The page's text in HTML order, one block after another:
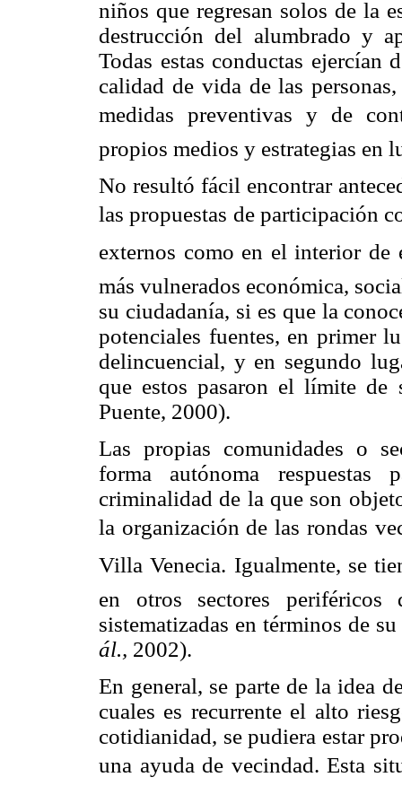
niños que regresan solos de la
destrucción del alumbrado y
Todas estas conductas
calidad de vida de las
medidas preventivas y de
propios medios y estrategias en
No resultó fácil encontrar
las propuestas de participación
externos como en el interior de
más vulnerados económica,
su ciudadanía, si es que la
potenciales fuentes, en primer
delincuencial, y en segundo
que estos pasaron el límite de
Puente, 2000).
Las propias comunidades o
forma autónoma
criminalidad de la que son
la organización de las rondas
Villa Venecia. Igualmente, se
en otros sectores
sistematizadas en términos de
ál., 2002).
En general, se parte de la idea
cuales es recurrente el alto
cotidianidad, se pudiera estar
una ayuda de vecindad. Esta